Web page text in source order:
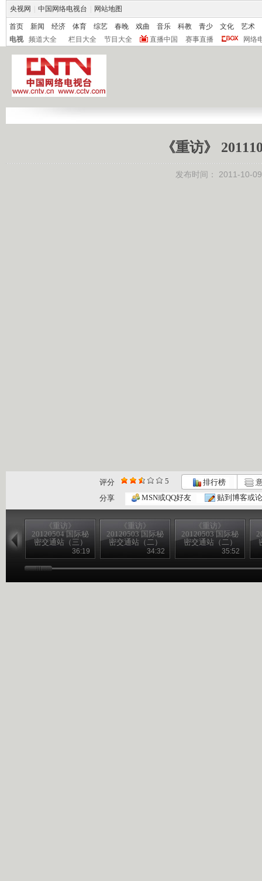
央视网 中国网络电视台 网站地图
首页 新闻 经济 体育 综艺 春晚 戏曲 音乐 科教 青少 文化
艺术
电视
频道大全 栏目大全 节目大全 直播中国 赛事直播 网络
《重访》
发布时间： 2011-10-
评分 5 排行榜
分享
MSN或QQ好友 贴到博客或
《重访》
20120504 国际秘
密交通站（三）
36:19
《重访》
20120503 国际秘
密交通站（二）
34:32
《重访》
20120503 国际秘
密交通站（二）
35:52